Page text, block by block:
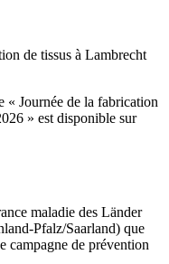
de tissus à Lambrecht
Journée de la fabrication
» est disponible sur
maladie des Länder
Pfalz/Saarland) que
campagne de prévention